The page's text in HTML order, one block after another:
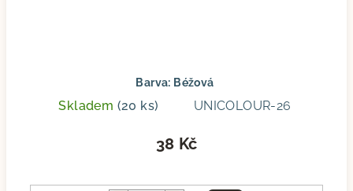
Barva: Béžová
Skladem (20 ks) UNICOLOUR-26
38 Kč